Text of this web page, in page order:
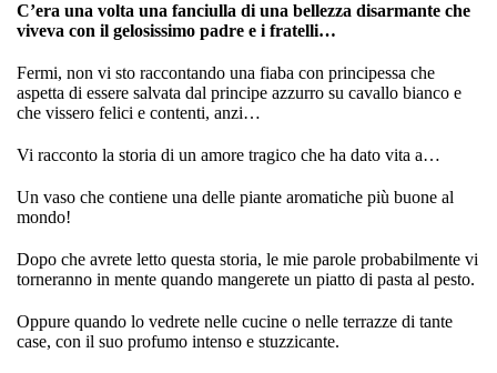
C’era una volta una fanciulla di una bellezza disarmante che
viveva con il gelosissimo padre e i fratelli…
Fermi, non vi sto raccontando una fiaba con principessa che
aspetta di essere salvata dal principe azzurro su cavallo bianco e
che vissero felici e contenti, anzi…
Vi racconto la storia di un amore tragico che ha dato vita a…
Un vaso che contiene una delle piante aromatiche più buone al
mondo!
Dopo che avrete letto questa storia, le mie parole probabilmente vi
torneranno in mente quando mangerete un piatto di pasta al pesto.
Oppure quando lo vedrete nelle cucine o nelle terrazze di tante
case, con il suo profumo intenso e stuzzicante.